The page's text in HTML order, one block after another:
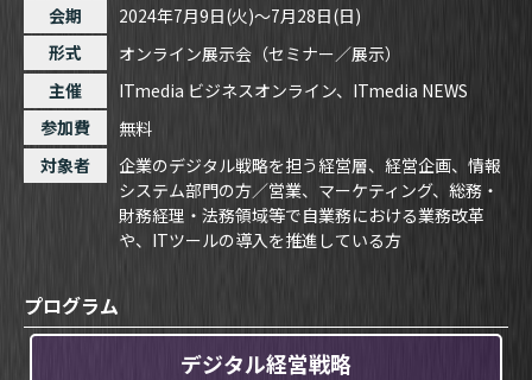
会期
2024年7月9日(火)～7月28日(日)
形式
オンライン展示会（セミナー／展示）
主催
ITmedia ビジネスオンライン、 ITmedia NEWS
参加費
無料
対象者
企業のデジタル戦略を担う経営層、経営企画、情報
システム部門の方／営業、マーケティング、総務・
財務経理・法務領域等で自業務における業務改革
や、ITツールの導入を推進している方
プログラム
デジタル経営戦略